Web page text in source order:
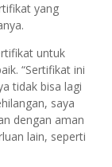
yang
untuk
“Sertifikat ini
tidak bisa lagi
saya
dengan aman
lain, seperti